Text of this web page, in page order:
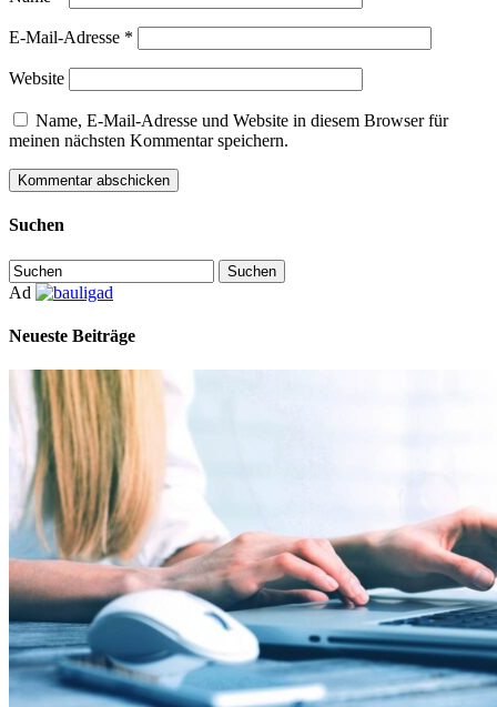
E-Mail-Adresse *
Website
Name, E-Mail-Adresse und Website in diesem Browser für
meinen nächsten Kommentar speichern.
Suchen
Ad
Neueste Beiträge